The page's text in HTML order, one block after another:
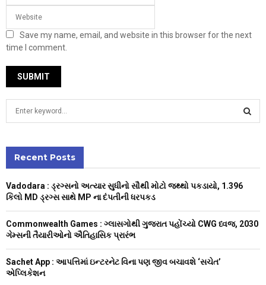
Save my name, email, and website in this browser for the next
time I comment.
h
o
C
Recent Posts
Vadodara : ડ્રગ્સનો અત્યાર સુધીનો સૌથી મોટો જથ્થો પકડાયો, 1.396
કિલો MD ડ્રગ્સ સાથે MP ના દંપતીની ધરપકડ
Commonwealth Games : ગ્લાસગોથી ગુજરાત પહોંચ્યો CWG ધ્વજ, 2030
ગેમ્સની તૈયારીઓનો ઐતિહાસિક પ્રારંભ
Sachet App : આપત્તિમાં ઇન્ટરનેટ વિના પણ જીવ બચાવશે ‘સચેત’
એપ્લિકેશન